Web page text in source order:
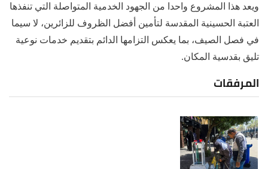
ويعد هذا المشروع واحدا من الجهود الخدمية المتواصلة التي تنفذها
العتبة الحسينية المقدسة لتأمين أفضل الظروف للزائرين، لا سيما
في فصل الصيف، بما يعكس التزامها الدائم بتقديم خدمات نوعية
تليق بقدسية المكان.
المرفقات